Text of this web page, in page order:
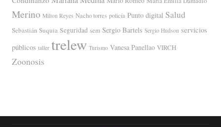
Merino Milton Reyes Nacho torres policía Punto digital Salud
Sebastián Suquia Seguridad sem Sergio Bartels Sergio Hudson servicios
públicos taller trelew Turismo Vanesa Panellao VIRCH
Zoonosis